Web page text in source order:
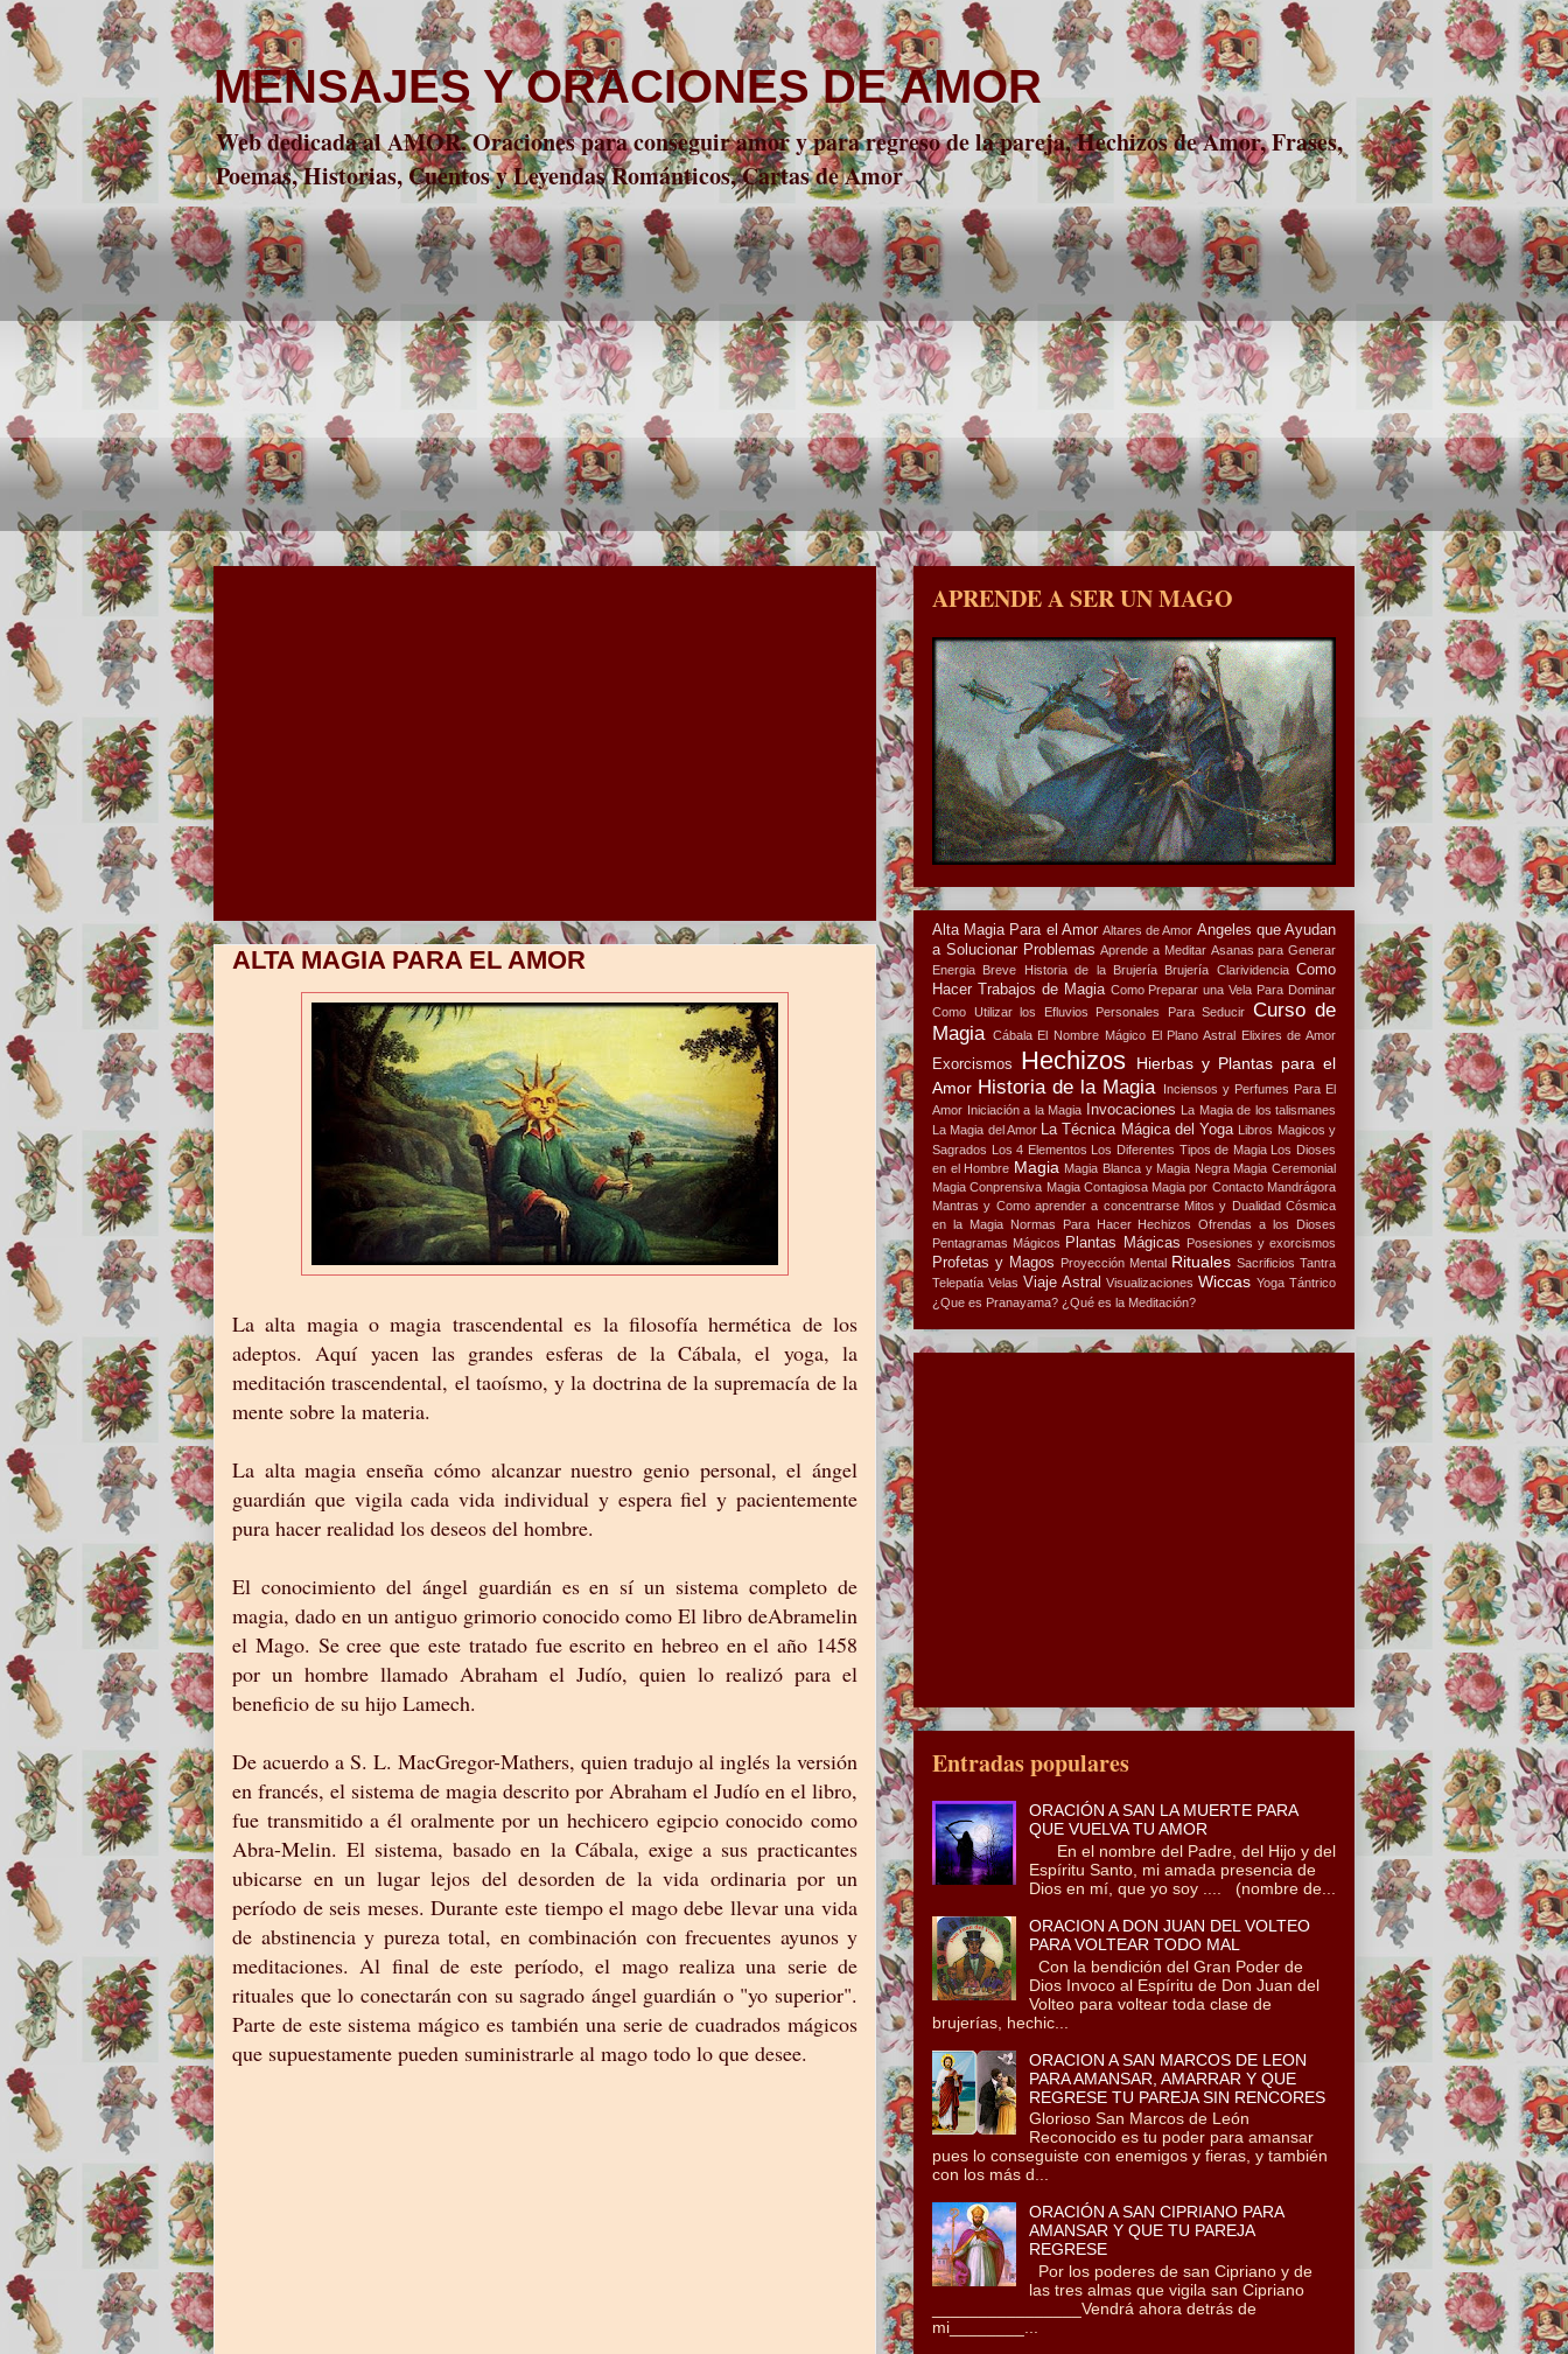
MENSAJES Y ORACIONES DE AMOR
Web dedicada al AMOR. Oraciones para conseguir amor y para regreso de la pareja, Hechizos de Amor, Frases,
Poemas, Historias, Cuentos y Leyendas Románticos, Cartas de Amor
ALTA MAGIA PARA EL AMOR
La alta magia o magia trascendental es la filosofía hermética de los
adeptos. Aquí yacen las grandes esferas de la Cábala, el yoga, la
meditación trascendental, el taoísmo, y la doctrina de la supremacía de la
mente sobre la materia.
La alta magia enseña cómo alcanzar nuestro genio personal, el ángel
guardián que vigila cada vida individual y espera fiel y pacientemente
pura hacer realidad los deseos del hombre.
El conocimiento del ángel guardián es en sí un sistema completo de
magia, dado en un antiguo grimorio conocido como El libro deAbramelin
el Mago. Se cree que este tratado fue escrito en hebreo en el año 1458
por un hombre llamado Abraham el Judío, quien lo realizó para el
beneficio de su hijo Lamech.
De acuerdo a S. L. MacGregor-Mathers, quien tradujo al inglés la versión
en francés, el sistema de magia descrito por Abraham el Judío en el libro,
fue transmitido a él oralmente por un hechicero egipcio conocido como
Abra-Melin. El sistema, basado en la Cábala, exige a sus practicantes
ubicarse en un lugar lejos del desorden de la vida ordinaria por un
período de seis meses. Durante este tiempo el mago debe llevar una vida
de abstinencia y pureza total, en combinación con frecuentes ayunos y
meditaciones. Al final de este período, el mago realiza una serie de
rituales que lo conectarán con su sagrado ángel guardián o "yo superior".
Parte de este sistema mágico es también una serie de cuadrados mágicos
que supuestamente pueden suministrarle al mago todo lo que desee.
APRENDE A SER UN MAGO
Alta Magia Para el Amor Altares de Amor Angeles que Ayudan
a Solucionar Problemas Aprende a Meditar Asanas para Generar
Energia Breve Historia de la Brujería Brujería Clarividencia Como
Hacer Trabajos de Magia Como Preparar una Vela Para Dominar
Como Utilizar los Efluvios Personales Para Seducir Curso de
Magia Cábala El Nombre Mágico El Plano Astral Elixires de Amor
Exorcismos Hechizos
Hierbas y Plantas para el
Amor Historia de la Magia
Inciensos y Perfumes Para El
Amor Iniciación a la Magia Invocaciones La Magia de los talismanes
La Magia del Amor La Técnica Mágica del Yoga Libros Magicos y
Sagrados Los 4 Elementos Los Diferentes Tipos de Magia Los Dioses
en el Hombre Magia Magia Blanca y Magia Negra Magia Ceremonial
Magia Conprensiva Magia Contagiosa Magia por Contacto Mandrágora
Mantras y Como aprender a concentrarse Mitos y Dualidad Cósmica
en la Magia Normas Para Hacer Hechizos
Ofrendas a los Dioses
Pentagramas Mágicos Plantas Mágicas Posesiones y exorcismos
Profetas y Magos Proyección Mental Rituales Sacrificios Tantra
Telepatía Velas Viaje Astral Visualizaciones Wiccas Yoga Tántrico
¿Que es Pranayama? ¿Qué es la Meditación?
Entradas populares
ORACIÓN A SAN LA MUERTE PARA
QUE VUELVA TU AMOR
En el nombre del Padre, del Hijo y del
Espíritu Santo, mi amada presencia de
Dios en mí, que yo soy .... (nombre de...
ORACION A DON JUAN DEL VOLTEO
PARA VOLTEAR TODO MAL
Con la bendición del Gran Poder de
Dios Invoco al Espíritu de Don Juan del
Volteo para voltear toda clase de
brujerías, hechic...
ORACION A SAN MARCOS DE LEON
PARA AMANSAR, AMARRAR Y QUE
REGRESE TU PAREJA SIN RENCORES
Glorioso San Marcos de León
Reconocido es tu poder para amansar
pues lo conseguiste con enemigos y fieras, y también
con los más d...
ORACIÓN A SAN CIPRIANO PARA
AMANSAR Y QUE TU PAREJA
REGRESE
Por los poderes de san Cipriano y de
las tres almas que vigila san Cipriano
________________Vendrá ahora detrás de
mi________...